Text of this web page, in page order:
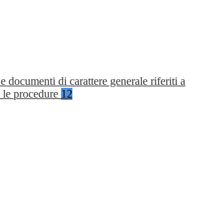
documenti di carattere generale riferiti a
le procedure 12